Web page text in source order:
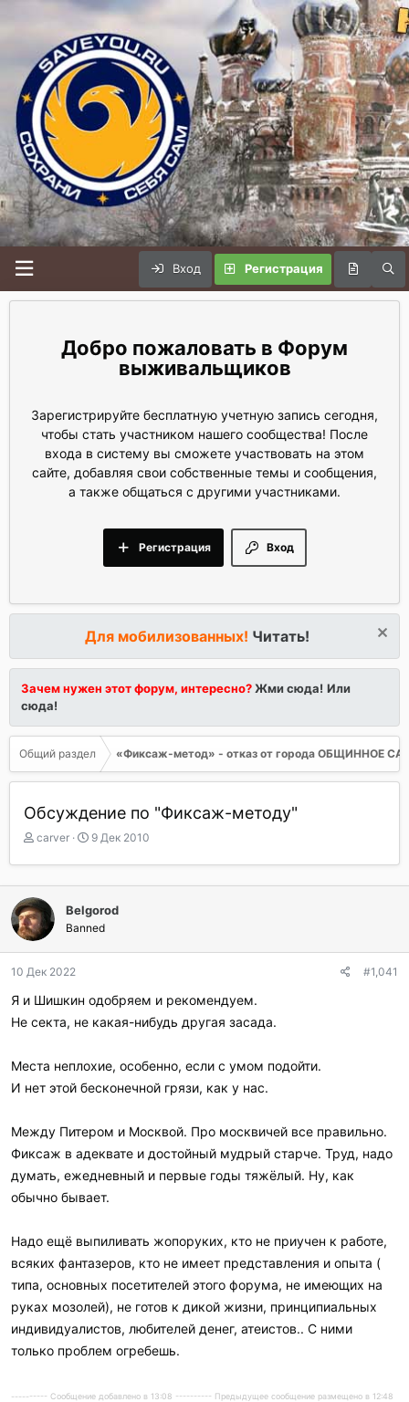
Вход Регистрация
Форум
выживальщиков
Зарегистрируйте бесплатную учетную запись сегодня,
чтобы стать участником нашего сообщества! После
входа в систему вы сможете участвовать на этом
сайте, добавляя свои собственные темы и сообщения,
а также общаться с другими участниками.
Вход
Регистрация
Для мобилизованных! Читать!
Зачем нужен этот форум, интересно?Жми сюда! Или
сюда!
Общий раздел «Фиксаж-метод» - отказ от города ОБЩИННОЕ
Обсуждение по "Фиксаж-методу"
А
т
о
р
т
е
м
ы
carver
Д
т
а
а
ч
а
9 Дек 2010
Belgorod
Banned
10 Дек 2022 #1,041
Я и Шишкин одобряем и рекомендуем.
Не секта, не какая-нибудь другая засада.
Места неплохие, особенно, если с умом подойти.
И нет этой бесконечной грязи, как у нас.
Между Питером и Москвой. Про москвичей все правильно.
Фиксаж в адеквате и достойный мудрый старче. Труд, надо
думать, ежедневный и первые годы тяжёлый. Ну, как
обычно бывает.
Надо ещё выпиливать жопоруких, кто не приучен к работе,
всяких фантазеров, кто не имеет представления и опыта (
типа, основных посетителей этого форума, не имеющих на
руках мозолей), не готов к дикой жизни, принципиальных
индивидуалистов, любителей денег, атеистов.. С ними
только проблем огребешь.
---------- Сообщение добавлено в 13:08 ---------- Предыдущее сообщение размещено в 12:48